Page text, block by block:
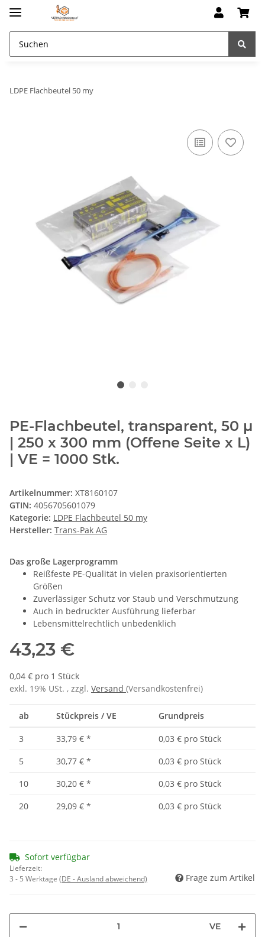
LDPE Flachbeutel 50 my
PE-Flachbeutel, transparent, 50 µ
| 250 x 300 mm (Offene Seite x L)
| VE = 1000 Stk.
Artikelnummer: XT8160107
GTIN: 4056705601079
Kategorie: LDPE Flachbeutel 50 my
Hersteller: Trans-Pak AG
Das große Lagerprogramm
Reißfeste PE-Qualität in vielen praxisorientierten
Größen
Zuverlässiger Schutz vor Staub und Verschmutzung
Auch in bedruckter Ausführung lieferbar
Lebensmittelrechtlich unbedenklich
43,23 €
0,04 € pro 1 Stück
exkl. 19% USt. , zzgl. Versand (Versandkostenfrei)
ab Stückpreis / VE Grundpreis
3 33,79 € *
0,03 € pro Stück
5
30,77 € *
0,03 € pro Stück
10
30,20 € *
0,03 € pro Stück
20
29,09 € * 0,03 € pro Stück
Sofort verfügbar
Lieferzeit:
3 - 5 Werktage (DE - Ausland abweichend) Frage zum Artikel
VE